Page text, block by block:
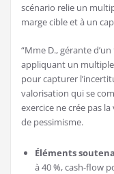
scénario relie un
marge cible et à un
“Mme D., gérante
appliquant un multiple
pour capturer
valorisation qui se
exercice ne crée pas
de pessimisme.
Éléments
à 40 %, cash-flow